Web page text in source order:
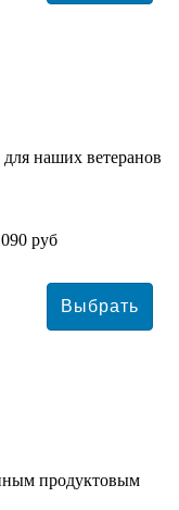
наших ветеранов
руб
продуктовым